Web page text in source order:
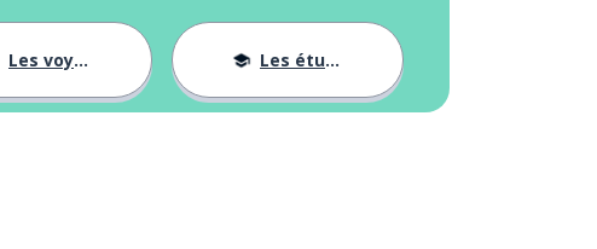
Les voyages Les études